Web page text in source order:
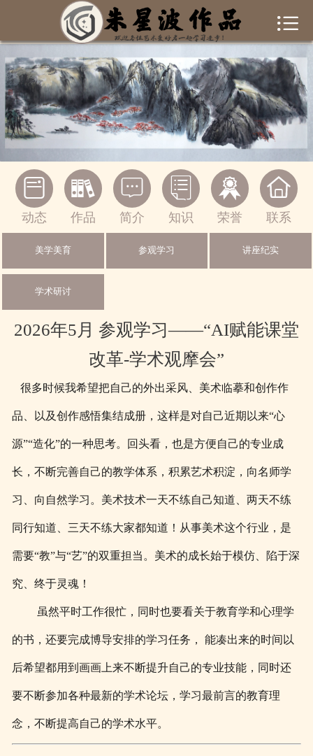
 首页
作品集锦
新闻资讯
书画常识
联系我们
一起交流
绘画作品


动态

作品

简介

知识

荣誉

联系
美学美育 参观学习 讲座纪实
学术研讨
2026年5月 参观学习——“AI赋能课堂
改革-学术观摩会”
很多时候我希望把自己的外出采风、美术临摹和创作作
品、以及创作感悟集结成册，这样是对自己近期以来“心
源”“造化”的一种思考。回头看，也是方便自己的专业成
长，不断完善自己的教学体系，积累艺术积淀，向名师学
习、向自然学习。美术技术一天不练自己知道、两天不练
同行知道、三天不练大家都知道！从事美术这个行业，是
需要“教”与“艺”的双重担当。美术的成长始于模仿、陷于深
究、终于灵魂！
虽然平时工作很忙，同时也要看关于教育学和心理学
的书，还要完成博导安排的学习任务， 能凑出来的时间以
后希望都用到画画上来不断提升自己的专业技能，同时还
要不断参加各种最新的学术论坛，学习最前言的教育理
念，不断提高自己的学术水平。